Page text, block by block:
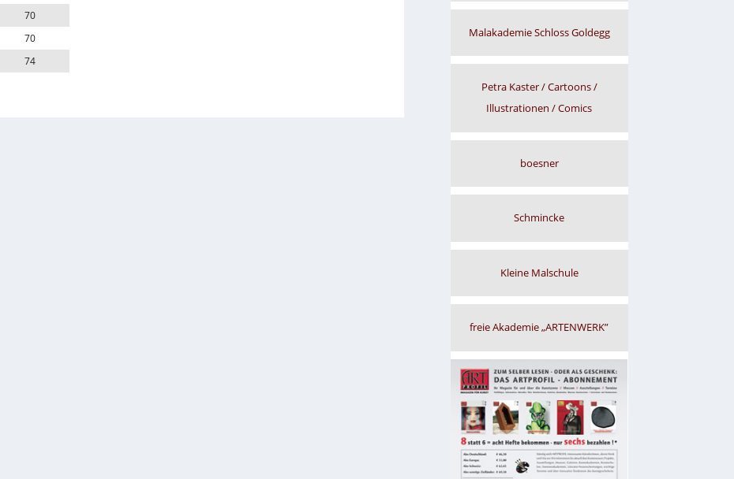
70
70
74
Malakademie Schloss Goldegg
Petra Kaster / Cartoons /
Illustrationen / Comics
boesner
Schmincke
Kleine Malschule
freie Akademie „ARTENWERK”